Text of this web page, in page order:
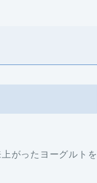
がったヨーグルトを